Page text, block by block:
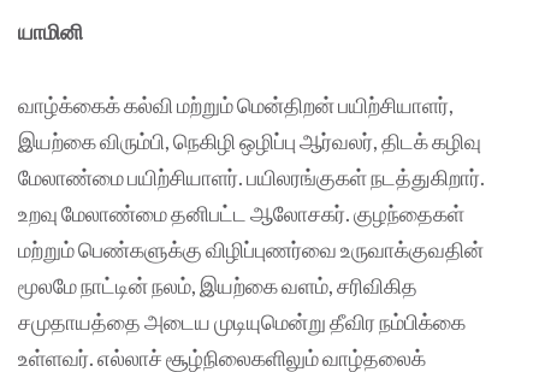
யாமினி
வாழ்க்கைக் கல்வி மற்றும் மென்திறன் பயிற்சியாளர்,
இயற்கை விரும்பி, நெகிழி ஒழிப்பு ஆர்வலர், திடக் கழிவு
மேலாண்மை பயிற்சியாளர். பயிலரங்குகள் நடத்துகிறார்.
உறவு மேலாண்மை தனிபட்ட ஆலோசகர். குழந்தைகள்
மற்றும் பெண்களுக்கு விழிப்புணர்வை உருவாக்குவதின்
மூலமே நாட்டின் நலம், இயற்கை வளம், சரிவிகித
சமுதாயத்தை அடைய முடியுமென்று தீவிர நம்பிக்கை
உள்ளவர். எல்லாச் சூழ்நிலைகளிலும் வாழ்தலைக்